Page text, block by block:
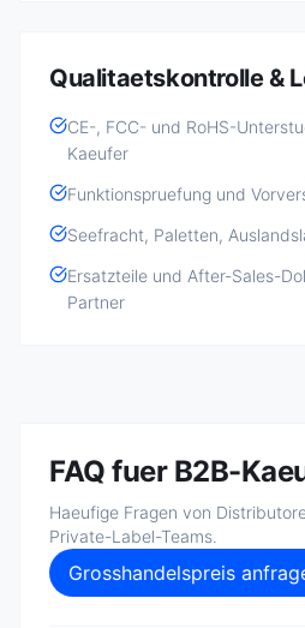
Qualitaetskontrolle &
CE-, FCC- und RoHS-
Kaeufer
Funktionspruefung und
Seefracht, Paletten,
Ersatzteile und After-Sales-
Partner
FAQ fuer B2B-
Haeufige Fragen von
Private-Label-Teams.
Grosshandelspreis